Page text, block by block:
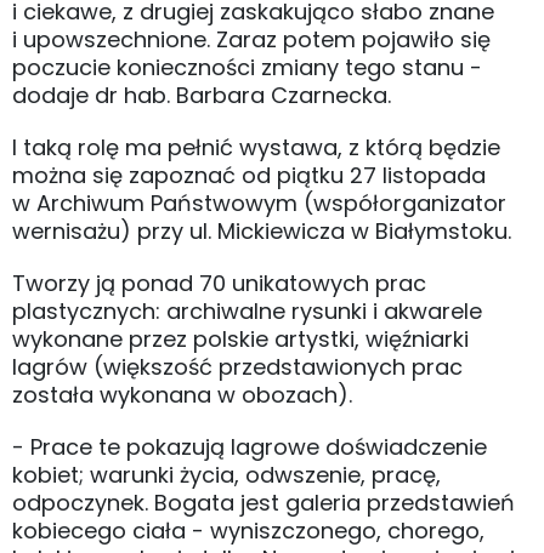
i ciekawe, z drugiej zaskakująco słabo znane
i upowszechnione. Zaraz potem pojawiło się
poczucie konieczności zmiany tego stanu -
dodaje dr hab. Barbara Czarnecka.
I taką rolę ma pełnić wystawa, z którą będzie
można się zapoznać od piątku 27 listopada
w Archiwum Państwowym (współorganizator
wernisażu) przy ul. Mickiewicza w Białymstoku.
Tworzy ją ponad 70 unikatowych prac
plastycznych: archiwalne rysunki i akwarele
wykonane przez polskie artystki, więźniarki
lagrów (większość przedstawionych prac
została wykonana w obozach).
- Prace te pokazują lagrowe doświadczenie
kobiet; warunki życia, odwszenie, pracę,
odpoczynek. Bogata jest galeria przedstawień
kobiecego ciała - wyniszczonego, chorego,